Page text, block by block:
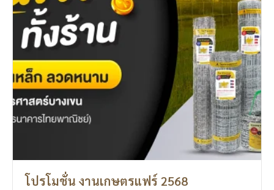
โปรโมชั่น งานเกษตรแฟร์ 2568